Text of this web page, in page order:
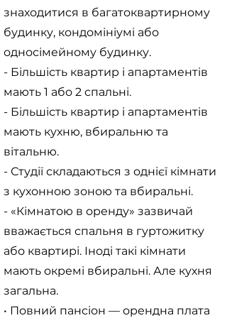
знаходитися в багатоквартирному
будинку, кондомініумі або
односімейному будинку.
- Більшість квартир і апартаментів
мають 1 або 2 спальні.
- Більшість квартир і апартаментів
мають кухню, вбиральню та
вітальню.
- Студії складаються з однієї кімнати
з кухонною зоною та вбиральні.
- «Кімнатою в оренду» зазвичай
вважається спальня в гуртожитку
або квартирі. Іноді такі кімнати
мають окремі вбиральні. Але кухня
загальна.
• Повний пансіон — орендна плата